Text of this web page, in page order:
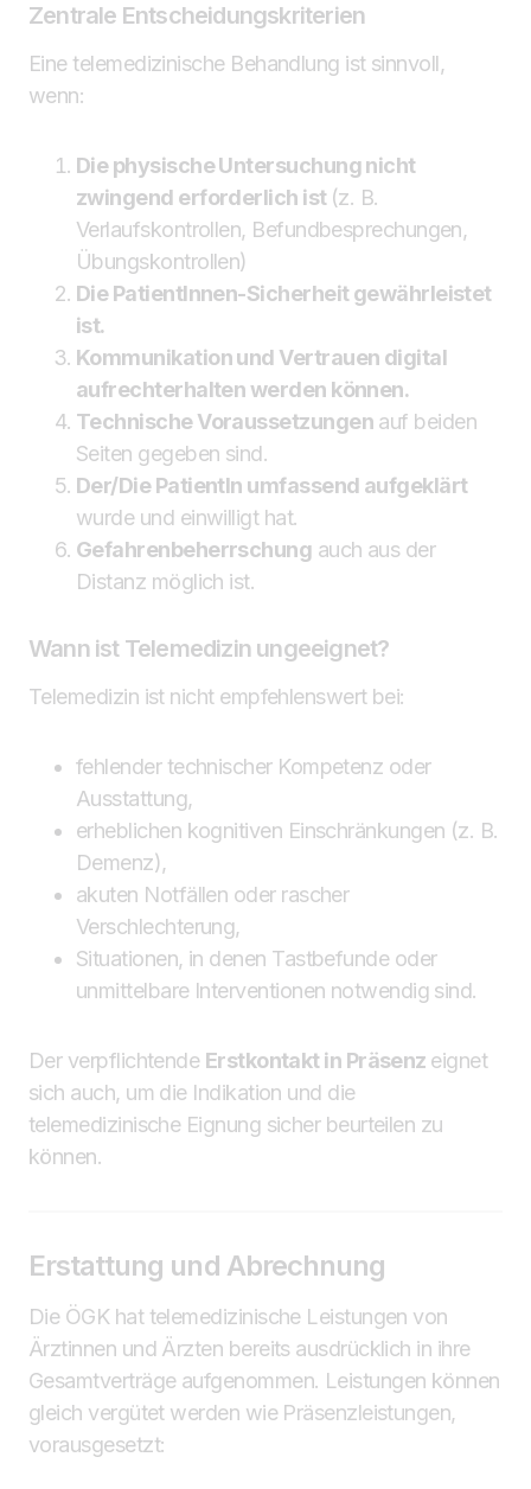
Zentrale Entscheidungskriterien
Eine telemedizinische Behandlung ist sinnvoll,
wenn:
Die physische Untersuchung nicht
zwingend erforderlich ist (z. B.
Verlaufskontrollen, Befundbesprechungen,
Übungskontrollen)
Die PatientInnen-Sicherheit gewährleistet
ist.
Kommunikation und Vertrauen digital
aufrechterhalten werden können.
Technische Voraussetzungenauf beiden
Seiten gegeben sind.
Der/Die PatientIn umfassend aufgeklärt
wurde und einwilligt hat.
Gefahrenbeherrschung auch aus der
Distanz möglich ist.
Wann ist Telemedizin ungeeignet?
Telemedizin ist nicht empfehlenswert bei:
fehlender technischer Kompetenz oder
Ausstattung,
erheblichen kognitiven Einschränkungen (z. B.
Demenz),
akuten Notfällen oder rascher
Verschlechterung,
Situationen, in denen Tastbefunde oder
unmittelbare Interventionen notwendig sind.
Der verpflichtende Erstkontakt in Präsenz eignet
sich auch, um die Indikation und die
telemedizinische Eignung sicher beurteilen zu
können.
Erstattung und Abrechnung
Die ÖGK hat telemedizinische Leistungen von
Ärztinnen und Ärzten bereits ausdrücklich in ihre
Gesamtverträge aufgenommen. Leistungen können
gleich vergütet werden wie Präsenzleistungen,
vorausgesetzt: